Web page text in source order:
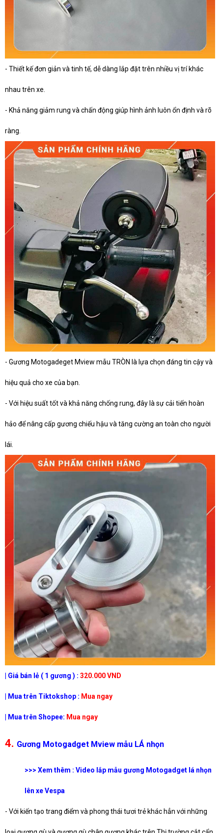
- Thiết kế đơn giản và tinh tế, dễ dàng lắp đặt trên nhiều vị trí khác
nhau trên xe.
- Khả năng giảm rung và chấn động giúp hình ảnh luôn ổn định và rõ
ràng.
- Gương Motogadeget Mview mẫu TRÒN là lựa chọn đáng tin cậy và
hiệu quả cho xe của bạn.
- Với hiệu suất tốt và khả năng chống rung, đây là sự cải tiến hoàn
hảo để nâng cấp gương chiếu hậu và tăng cường an toàn cho người
lái.
| Giá bán lẻ ( 1 gương ) : 320.000 VND
| Mua trên Tiktokshop : Mua ngay
| Mua trên Shopee: Mua ngay
4. Gương Motogadget Mview mẫu LÁ nhọn
>>> Xem thêm : Video lắp mẫu gương Motogadget lá nhọn
lên xe Vespa
- Với kiến tạo trang điểm và phong thái tươi trẻ khác hẳn với những